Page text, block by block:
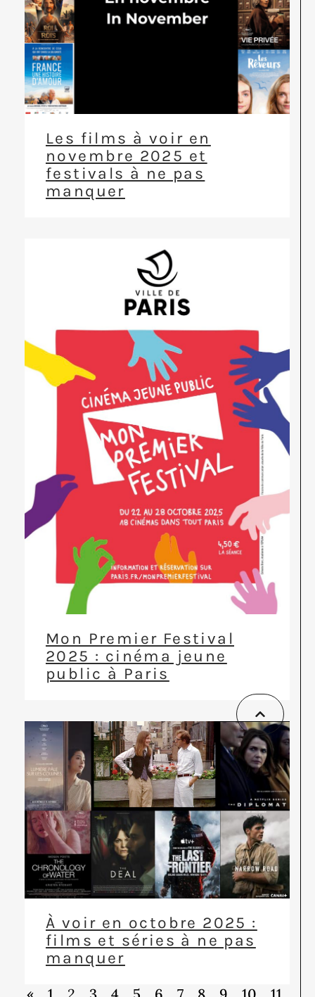
Les films à voir en
novembre 2025 et
festivals à ne pas
manquer
Mon Premier Festival
2025 : cinéma jeune
public à Paris
À voir en octobre 2025 :
films et séries à ne pas
manquer